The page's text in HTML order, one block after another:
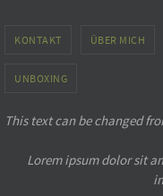
KONTAKT ÜBER MICH
UNBOXING
This text can be changed
Lorem ipsumdolor sit